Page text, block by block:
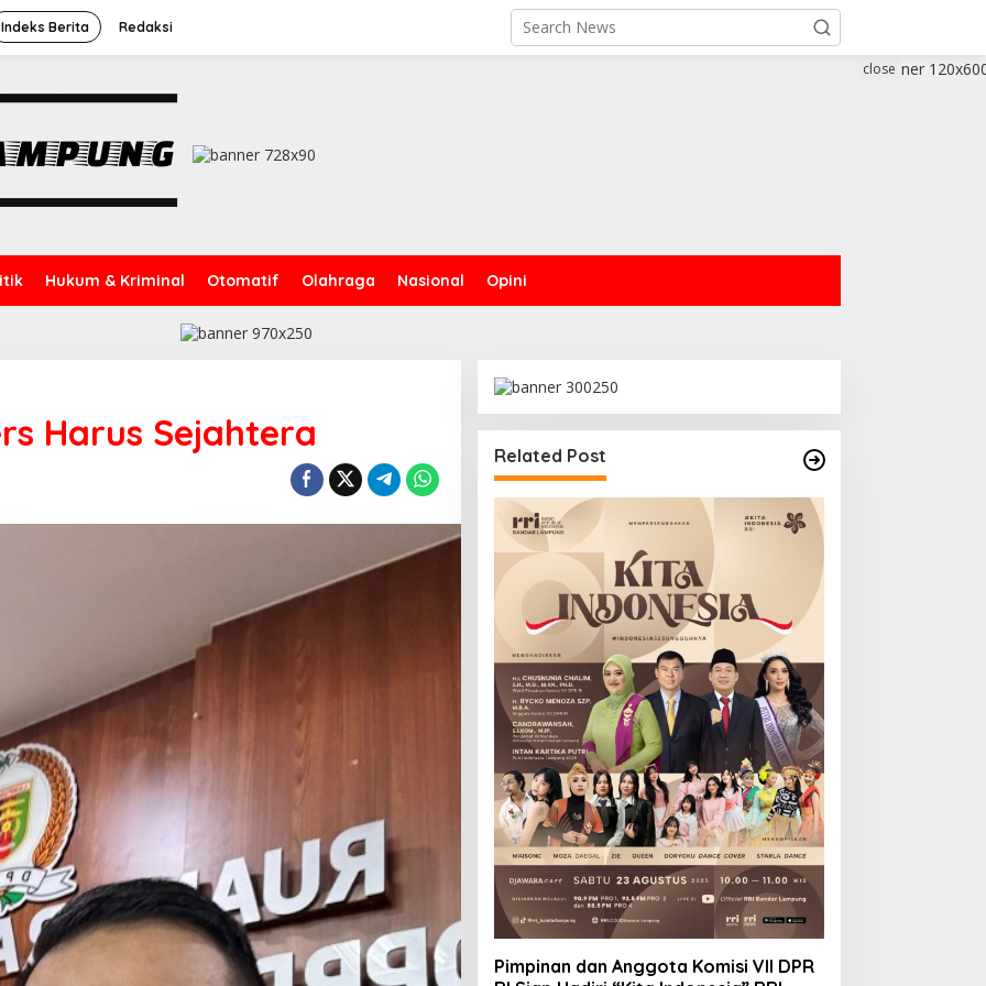
Indeks Berita Redaksi
Hukum & Kriminal Otomatif Olahraga Nasional Opini
close
Harus Sejahtera
Related Post
Pimpinan dan Anggota Komisi VII DPR